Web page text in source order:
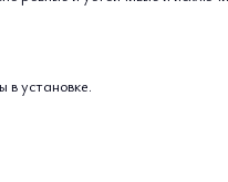
в установке.